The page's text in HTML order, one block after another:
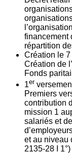
financement
répartition
Création le 7
Création de
Fonds
1er
Premiers
contribution
mission 1
salariés et
et au niveau
2135‐28 I